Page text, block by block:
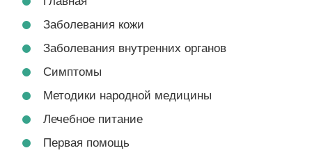
Заболевания кожи
Заболевания внутренних органов
Симптомы
Методики народной медицины
Лечебное питание
Первая помощь